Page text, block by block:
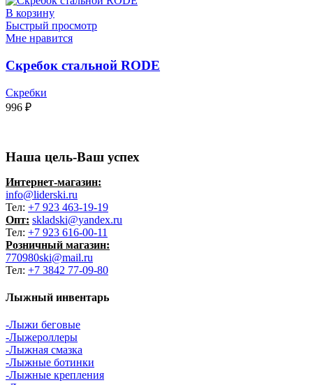
В корзину
Быстрый просмотр
Мне нравится
Скребок стальной RODE
Скребки
996 ₽
Наша цель-Ваш успех
Интернет-магазин:
info@liderski.ru
Тел: +7 923 463-19-19
Опт: skladski@yandex.ru
Тел: +7 923 616-00-11
Розничный магазин:
770980ski@mail.ru
Тел: +7 3842 77-09-80
Лыжный инвентарь
-Лыжи беговые
-Лыжероллеры
-Лыжная смазка
-Лыжные ботинки
-Лыжные крепления